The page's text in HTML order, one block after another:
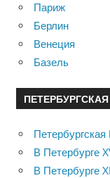
Париж
Берлин
Венеция
Базель
В Петербурге
В Петербурге